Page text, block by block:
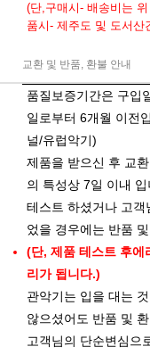
(단,구매시- 배송비는
품시- 제주도 및 도서산
교환 및 반품, 환불 안내
품질보증기간은 구입
일로부터 6개월 이전
널/유럽악기)
제품을 받으신 후 교
의 특성상 7일 이내 입
테스트 하셨거나 고객
었을 경우에는 반품
(단, 제품 테스트 후에
리가 됩니다.)
관악기는 입을 대는
않으셨어도 반품 및
고객님의 단순변심으